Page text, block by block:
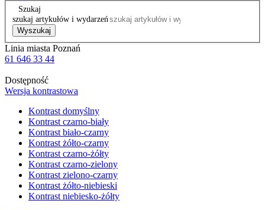
Szukaj
szukaj artykułów i wydarzeń
Wyszukaj
Linia miasta Poznań
61 646 33 44
Dostępność
Wersja kontrastowa
Kontrast domyślny
Kontrast czarno-biały
Kontrast biało-czarny
Kontrast żółto-czarny
Kontrast czarno-żółty
Kontrast czarno-zielony
Kontrast zielono-czarny
Kontrast żółto-niebieski
Kontrast niebiesko-żółty